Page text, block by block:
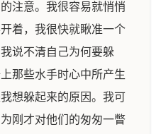
注意。我很容易就悄悄
着，我很快就瞅准一个
说不清自己为何要躲
那些水手时心中所产生
想躲起来的原因。我可
刚才对他们的匆匆一瞥